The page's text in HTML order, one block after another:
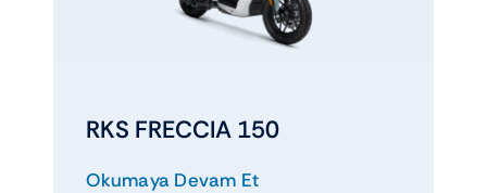
Touring ve naked
RKS FRECCIA 150
Okumaya Devam Et